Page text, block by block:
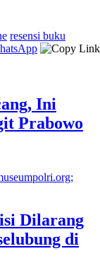
resensi buku
Ini
Prabowo
Dilarang
di